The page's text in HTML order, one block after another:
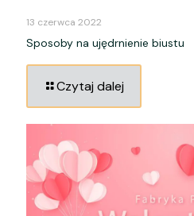
13 czerwca 2022
Sposoby na ujędrnienie biustu
Czytaj dalej